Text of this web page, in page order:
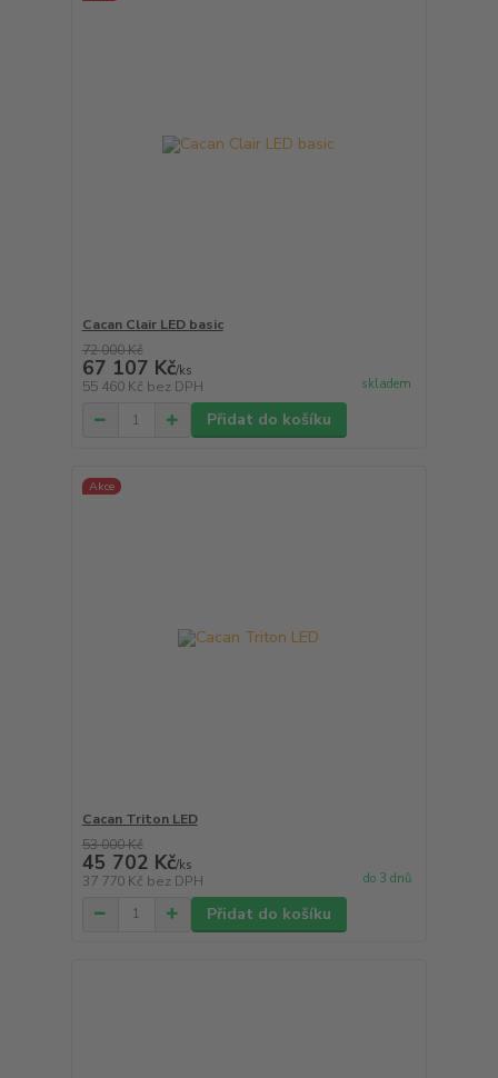
Cacan Clair LED basic
72 000 Kč
67 107 Kč/ks
55 460 Kč bez DPH skladem
Přidat do košíku
Akce
Cacan Triton LED
53 000 Kč
45 702 Kč/ks
37 770 Kč bez DPH do 3 dnů
Přidat do košíku